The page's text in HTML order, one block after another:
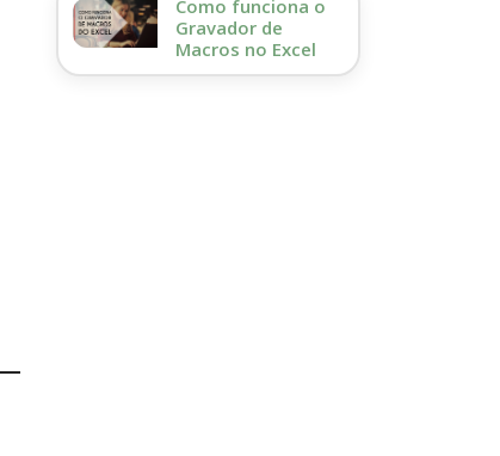
Como funciona o
Gravador de
Macros no Excel